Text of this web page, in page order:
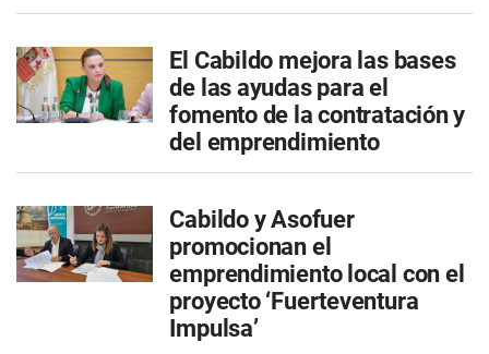
El Cabildo mejora las bases
de las ayudas para el
fomento de la contratación y
del emprendimiento
Cabildo y Asofuer
promocionan el
emprendimiento local con el
proyecto ‘Fuerteventura
Impulsa’